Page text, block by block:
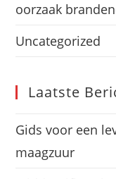
oorzaak
Uncategorized
Laatste
Gids voor een
maagzuur